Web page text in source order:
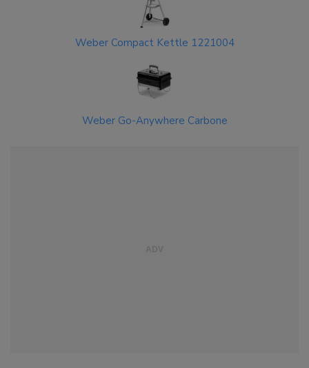
Weber Compact Kettle 1221004
Weber Go-Anywhere Carbone